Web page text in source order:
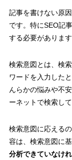
記事を書けない原因
です。特にSEO記
する必要があります
検索意図とは、検
ワードを入力した
んらかの悩みや不
ーネットで検索して
検索意図に応える
容は、検索意図に
分析できていなけ